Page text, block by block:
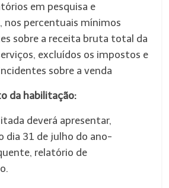
em pesquisa e
nos percentuais mínimos
sobre a receita bruta total da
excluídos os impostos e
sobre a venda
da habilitação:
deverá apresentar,
dia 31 de julho do ano-
relatório de